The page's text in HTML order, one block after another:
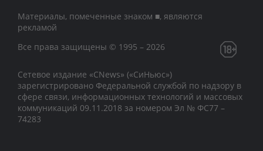
Материалы, помеченные знаком ■, являются
рекламой
Все права защищены © 1995 – 2026
Сетевое издание «CNews» («СиНьюс»)
зарегистрировано Федеральной службой по надзору в
сфере связи, информационных технологий и массовых
коммуникаций 09.11.2018 за номером Эл № ФС77 –
74283